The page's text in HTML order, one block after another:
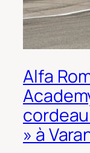
Alfa
» à